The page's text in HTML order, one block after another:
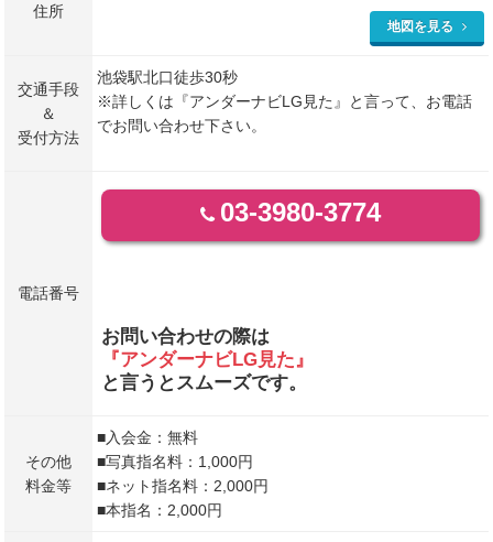
住所
地図を見る
交通手段
＆
受付方法
池袋駅北口徒歩30秒
※詳しくは『アンダーナビLG見た』と言って、お電話
でお問い合わせ下さい。
電話番号
03-3980-3774
お問い合わせの際は
『アンダーナビLG見た』
と言うとスムーズです。
その他
料金等
■入会金：無料
■写真指名料：1,000円
■ネット指名料：2,000円
■本指名：2,000円